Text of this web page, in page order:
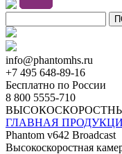
info@phantomhs.ru
+7 495 648-89-16
Бесплатно по России
8 800 5555-710
ГЛАВНАЯ
Phantom v642 Broadcast
Высокоскоростная